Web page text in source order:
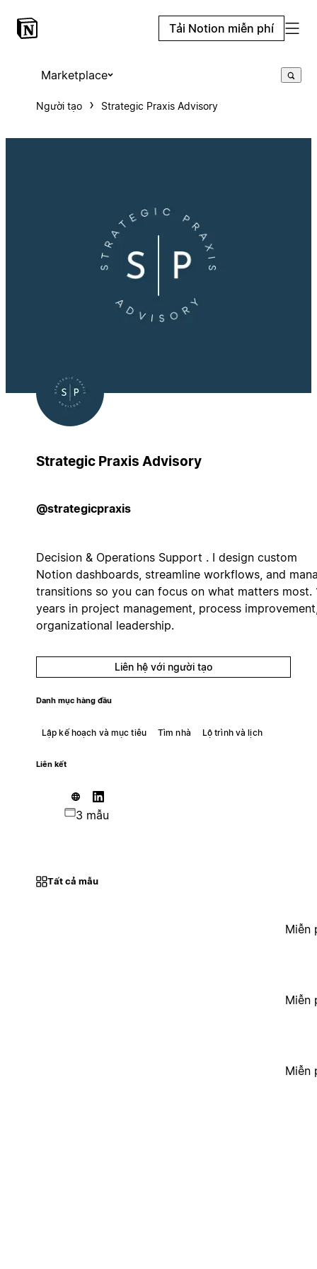
Tải Notion miễn phí
Marketplace
Người tạo Strategic Praxis Advisory
Strategic Praxis Advisory
@strategicpraxis
Decision & Operations Support . I design custom
Notion dashboards, streamline workflows, and
transitions so you can focus on what matters most.
years in project management, process
organizational leadership.
Liên hệ với người tạo
Danh mục hàng đầu
Lập kế hoạch và mục tiêu Tìm nhà Lộ trình và lịch
Liên kết
3 mẫu
Tất cả mẫu
Miễn
Miễn
Miễn